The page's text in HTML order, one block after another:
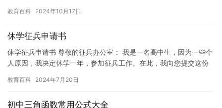
在一…
教育百科 2024年10月17日
休学征兵申请书
休学征兵申请书 尊敬的征兵办公室： 我是一名高中生，因为一些个
人原因，我决定休学一年，参加征兵工作。在此，我向您提交这份
浓…
教育百科 2024年7月20日
初中三角函数常用公式大全